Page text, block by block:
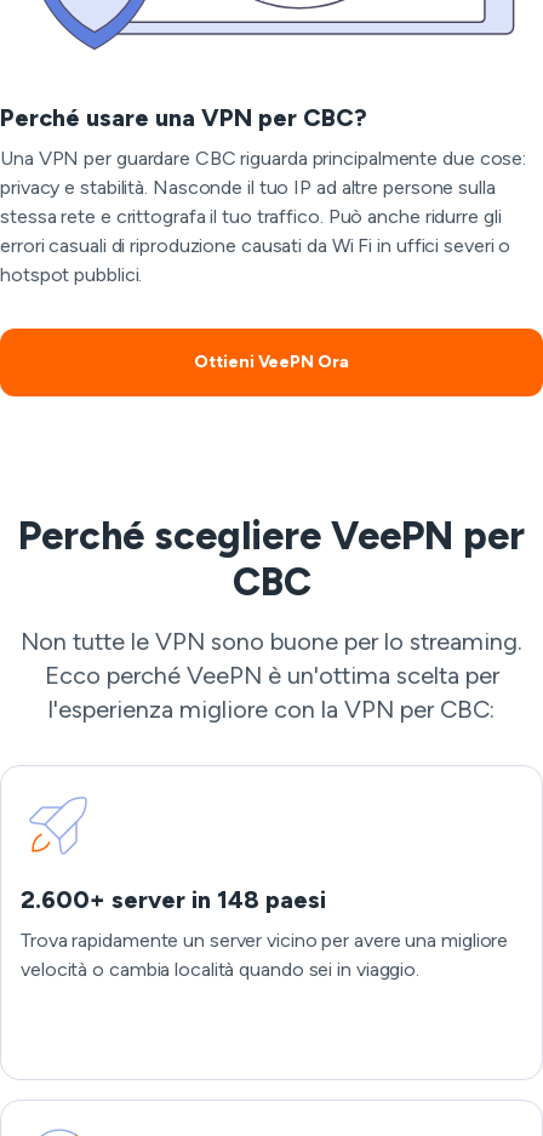
Perché usare una VPN per CBC?
Una VPN per guardare CBC riguarda principalmente due cose:
privacy e stabilità. Nasconde il tuo IP ad altre persone sulla
stessa rete e crittografa il tuo traffico. Può anche ridurre gli
errori casuali di riproduzione causati da Wi Fi in uffici severi o
hotspot pubblici.
Ottieni VeePN Ora
Perché scegliere VeePN per
CBC
Non tutte le VPN sono buone per lo streaming.
Ecco perché VeePN è un'ottima scelta per
l'esperienza migliore con la VPN per CBC:
2.600+ server in 148 paesi
Trova rapidamente un server vicino per avere una migliore
velocità o cambia località quando sei in viaggio.